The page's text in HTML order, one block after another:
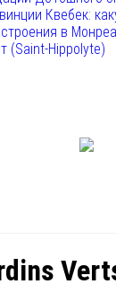
Квебек:
в
(Saint-Hippolyte)